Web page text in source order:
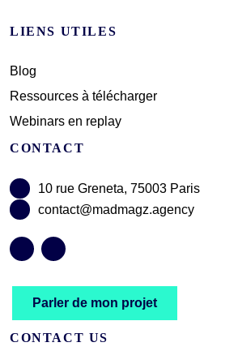
LIENS UTILES
Blog
Ressources à télécharger
Webinars en replay
CONTACT
10 rue Greneta, 75003 Paris
contact@madmagz.agency
Parler de mon projet
CONTACT US